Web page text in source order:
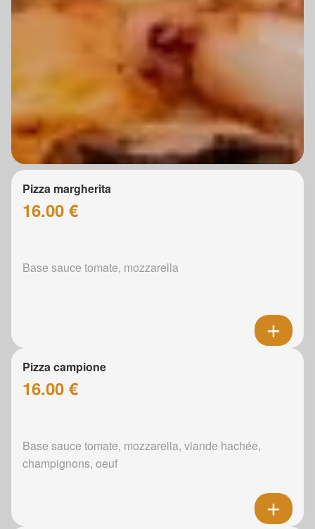
Pizza margherita
16.00 €
Base sauce tomate, mozzarella
Pizza campione
16.00 €
Base sauce tomate, mozzarella, viande hachée,
champignons, oeuf